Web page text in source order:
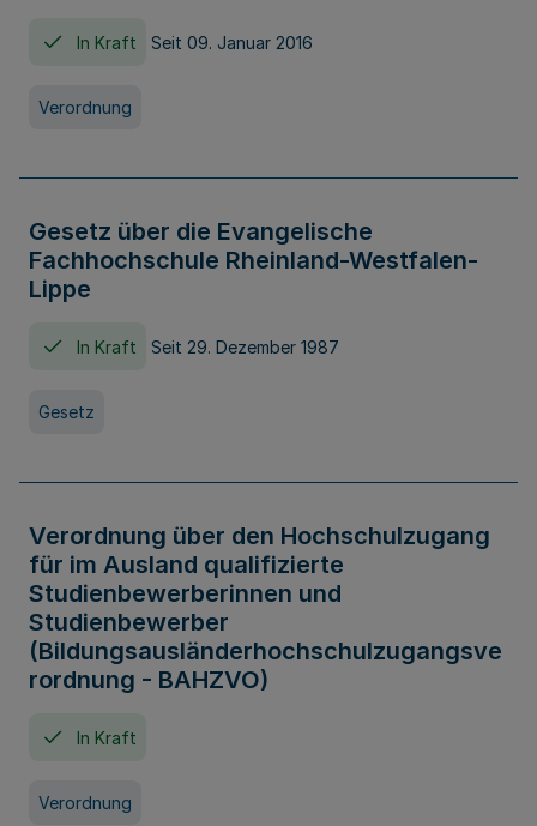
In Kraft Seit 09. Januar 2016
Verordnung
Gesetz über die Evangelische
Fachhochschule Rheinland-Westfalen-
Lippe
In Kraft Seit 29. Dezember 1987
Gesetz
Verordnung über den Hochschulzugang
für im Ausland qualifizierte
Studienbewerberinnen und
Studienbewerber
(Bildungsausländerhochschulzugangsve
rordnung - BAHZVO)
In Kraft
Verordnung